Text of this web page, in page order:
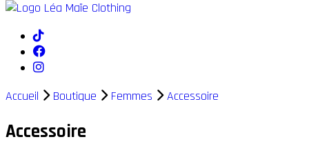
Accueil Boutique Femmes Accessoire
Accessoire